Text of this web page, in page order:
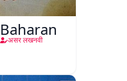
Baharan
असर लखनवी